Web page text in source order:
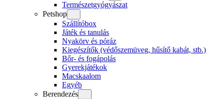
Természetgyógyászat
Petshop
Szállítóbox
Játék és tanulás
Nyakörv és póráz
Kiegészítők (védőszemüveg, hűsítő kabát, stb.)
Bőr- és fogápolás
Gyerekjátékok
Macskaalom
Egyéb
Berendezés